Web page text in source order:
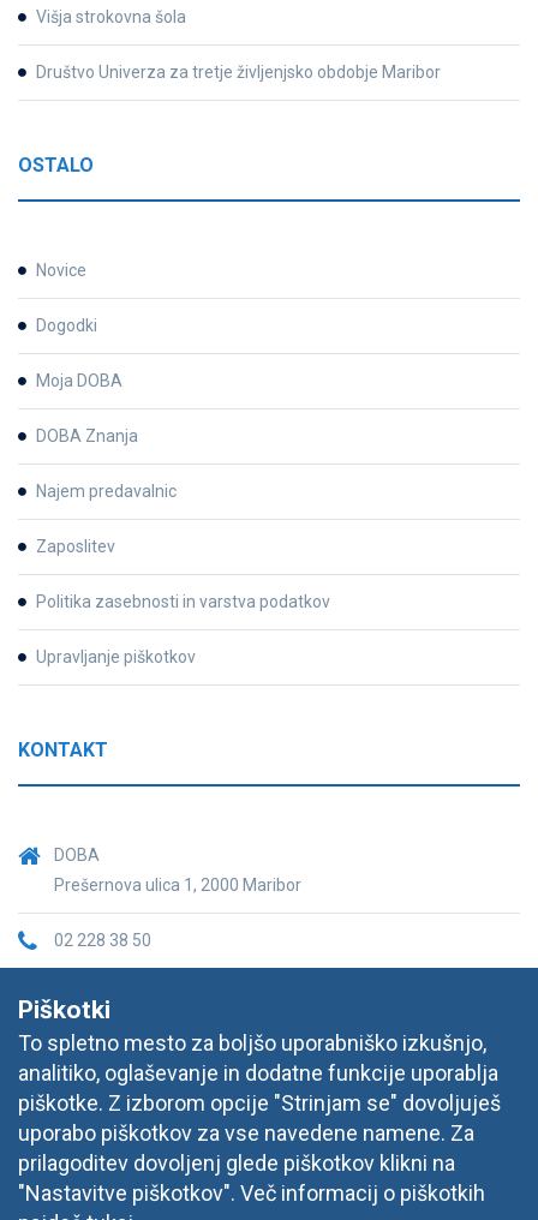
Višja strokovna šola
Društvo Univerza za tretje življenjsko obdobje Maribor
OSTALO
Novice
Dogodki
Moja DOBA
DOBA Znanja
Najem predavalnic
Zaposlitev
Politika zasebnosti in varstva podatkov
Upravljanje piškotkov
KONTAKT
DOBA
Prešernova ulica 1, 2000 Maribor
02 228 38 50
informacije@doba.si
Piškotki
To spletno mesto za boljšo uporabniško izkušnjo,
analitiko, oglaševanje in dodatne funkcije uporablja
piškotke. Z izborom opcije "Strinjam se" dovoljuješ
uporabo piškotkov za vse navedene namene. Za
prilagoditev dovoljenj glede piškotkov klikni na
"Nastavitve piškotkov". Več informacij o piškotkih